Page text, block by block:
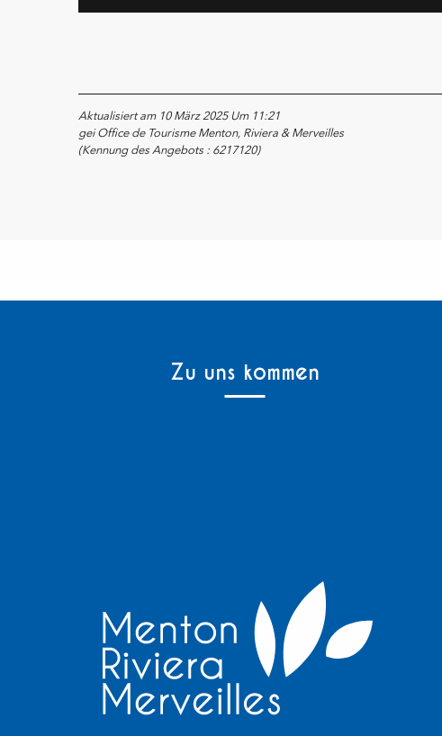
Aktualisiert am 10 März 2025 Um 11:21
gei Office de Tourisme Menton, Riviera & Merveilles
(Kennung des Angebots : 6217120)
Zu uns kommen